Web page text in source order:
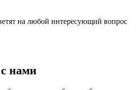
на любой интересующий вопрос
нами